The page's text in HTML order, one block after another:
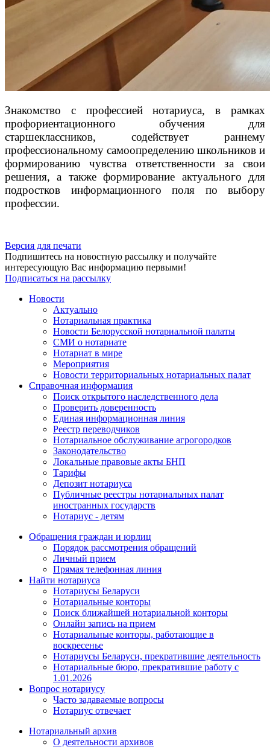
Знакомство с профессией нотариуса, в рамках
профориентационного обучения для
старшеклассников, содействует раннему
профессиональному самоопределению школьников и
формированию чувства ответственности за свои
решения, а также формирование актуального для
подростков информационного поля по выбору
профессии.
Версия для печати
Подпишитесь на новостную рассылку и получайте
интересующую Вас информацию первыми!
Подписаться на рассылку
Новости
Актуально
Нотариальная практика
Новости Белорусской нотариальной палаты
СМИ о нотариате
Нотариат в мире
Мероприятия
Новости территориальных нотариальных палат
Справочная информация
Поиск открытого наследственного дела
Проверить доверенность
Единая информационная линия
Реестр переводчиков
Нотариальное обслуживание агрогородков
Законодательство
Локальные правовые акты БНП
Тарифы
Депозит нотариуса
Публичные реестры нотариальных палат
иностранных государств
Нотариус - детям
Обращения граждан и юрлиц
Порядок рассмотрения обращений
Личный прием
Прямая телефонная линия
Найти нотариуса
Нотариусы Беларуси
Нотариальные конторы
Поиск ближайшей нотариальной конторы
Онлайн запись на прием
Нотариальные конторы, работающие в
воскресенье
Нотариусы Беларуси, прекратившие деятельность
Нотариальные бюро, прекратившие работу с
1.01.2026
Вопрос нотариусу
Часто задаваемые вопросы
Нотариус отвечает
Нотариальный архив
О деятельности архивов